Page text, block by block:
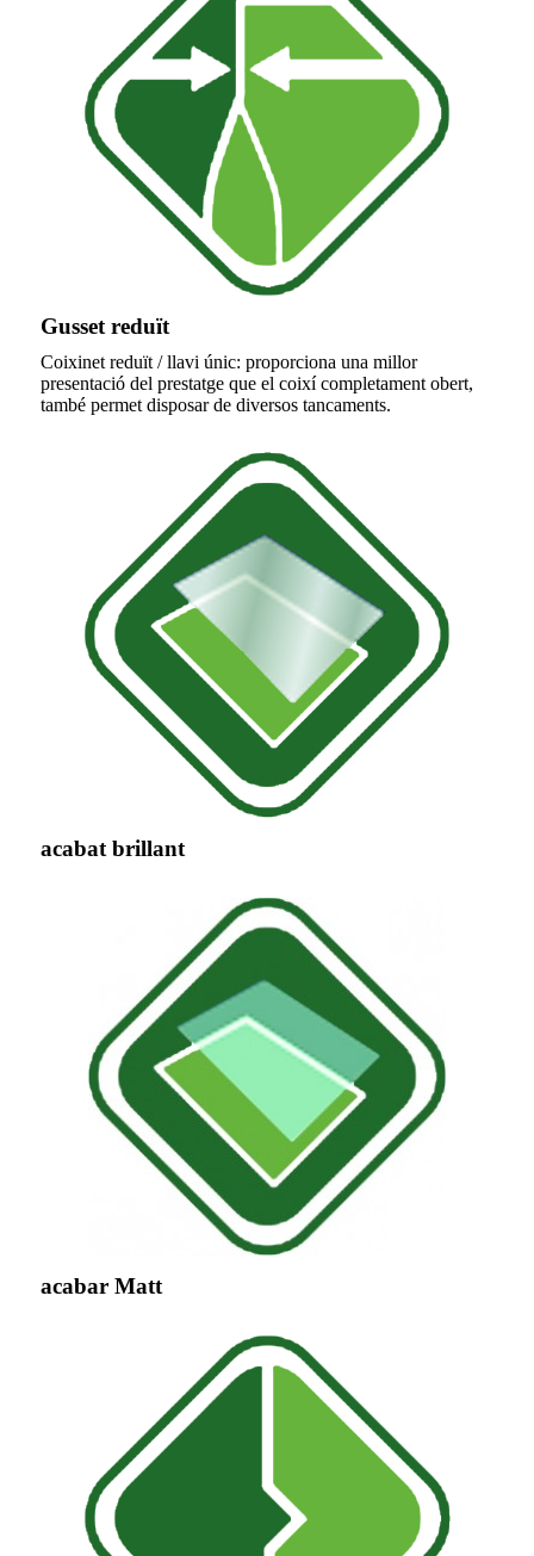
Gusset reduït
Coixinet reduït / llavi únic: proporciona una millor
presentació del prestatge que el coixí completament obert,
també permet disposar de diversos tancaments.
acabat brillant
acabar Matt